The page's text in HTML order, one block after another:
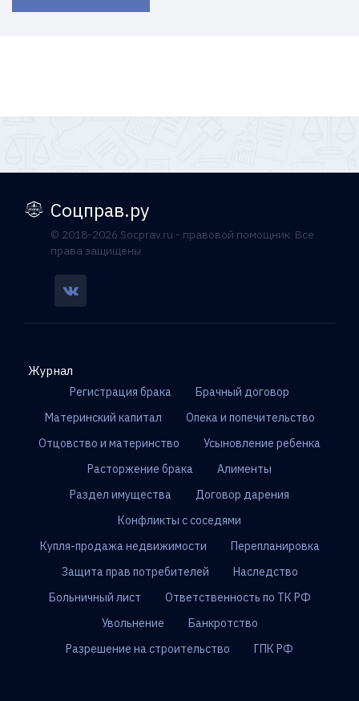
Соцправ.ру
© 2018-2026 Socprav.ru - правовой помощник. Все
права защищены
Журнал
Регистрация брака
Брачный договор
Материнский капитал
Опека и попечительство
Отцовство и материнство
Усыновление ребенка
Расторжение брака
Алименты
Раздел имущества
Договор дарения
Конфликты с соседями
Купля-продажа недвижимости
Перепланировка
Защита прав потребителей
Наследство
Больничный лист
Ответственность по ТК РФ
Увольнение
Банкротство
Разрешение на строительство
ГПК РФ